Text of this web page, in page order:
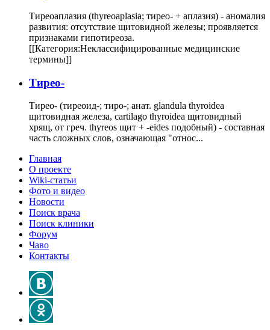
Тиреоаплазия (thyreoaplasia; тирео- + аплазия) - аномалия
развития: отсутствие щитовидной железы; проявляется
признаками гипотиреоза.
[[Категория:Неклассифицированные медицинские
термины]]
Тирео-
Тирео- (тиреоид-; тиро-; анат. glandula thyroidea
щитовидная железа, cartilago thyroidea щитовидный
хрящ, от греч. thyreos щит + -eides подобный) - составная
часть сложных слов, означающая "относ...
Главная
О проекте
Wiki-статьи
Фото и видео
Новости
Поиск врача
Поиск клиники
Форум
Чаво
Контакты